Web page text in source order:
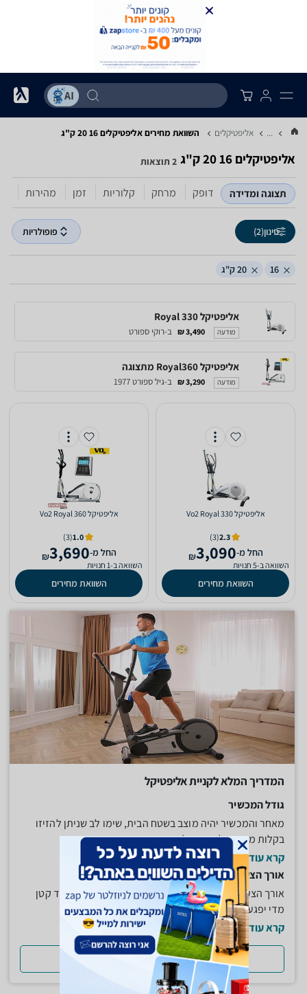
... אליפטיקלים השוואת מחירים אליפטיקלים ‏16 ‏20 ‏ק"ג
אליפטיקלים ‏16 ‏20 ‏ק"ג 2 תוצאות
תצוגה ומדידה דופק מרחק קלוריות זמן מהירות
סינון(2) פופולריות
16 20 ק"ג
אליפטיקל Royal 330
מודעה 3,490 ₪ ב-רוקי ספורט
אליפטיקל Royal360 מתצוגה
מודעה 3,290 ₪ ב-גיל ספורט 1977
אליפטיקל Vo2 Royal 330
2.3
(3)
‫החל מ-3,090
₪
השוואה ב-5 חנויות
השוואת מחירים
אליפטיקל Vo2 Royal 360
1.0
(3)
‫החל מ-3,690
₪
השוואה ב-1 חנויות
השוואת מחירים
המדריך המלא לקניית אליפטיקל
גודל המכשיר
מאחר והמכשיר יהיה מוצב בשטח הבית, שימו לב שניתן להזיזו
בקלות ממקום למקום על מנת...
קרא עוד
אורך הצעד
אורך הצעד שהאליפטיקל מספק חשוב מאוד לאימון. צעד קטן
מדי יפגע באימון ויגרום...
קרא עוד
למדריך המלא